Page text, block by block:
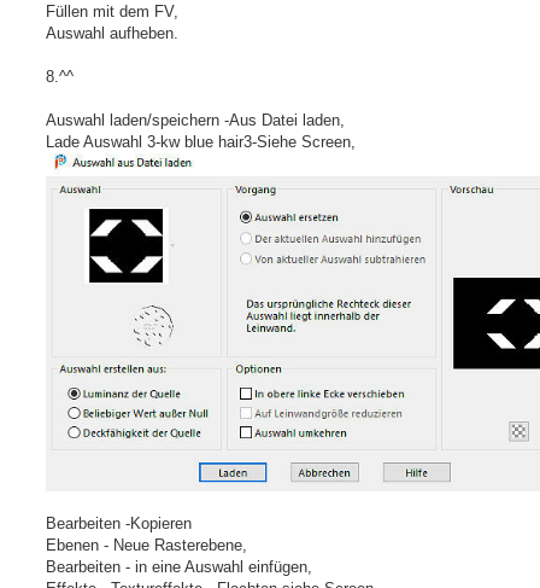
Füllen mit dem FV,
Auswahl aufheben.
8.^^
Auswahl laden/speichern -Aus Datei laden,
Lade Auswahl 3-kw blue hair3-Siehe Screen,
Bearbeiten -Kopieren
Ebenen - Neue Rasterebene,
Bearbeiten - in eine Auswahl einfügen,